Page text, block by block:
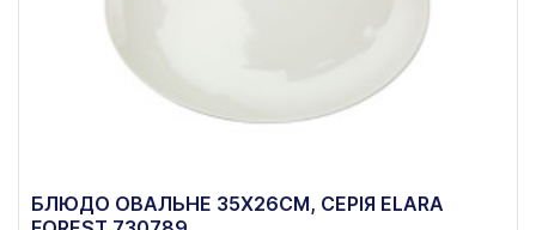
БЛЮДО ОВАЛЬНЕ 35Х26СМ, СЕРІЯ ELARA